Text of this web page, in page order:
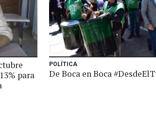
para
POLÍTICA
De Boca en Boca